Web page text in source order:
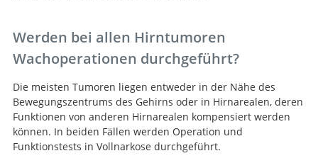
Werden bei allen Hirntumoren
Wachoperationen durchgeführt?
Die meisten Tumoren liegen entweder in der Nähe des
Bewegungszentrums des Gehirns oder in Hirnarealen, deren
Funktionen von anderen Hirnarealen kompensiert werden
können. In beiden Fällen werden Operation und
Funktionstests in Vollnarkose durchgeführt.